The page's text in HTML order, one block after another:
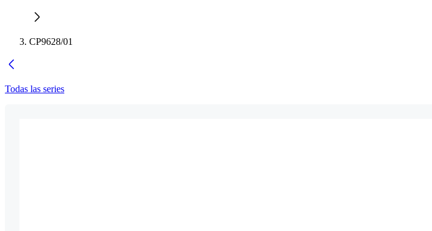
CP9628/01
Todas las series